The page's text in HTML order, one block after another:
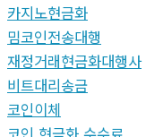
카지노현금화
밈코인전송대행
재정거래현금화대행사
비트대리송금
코인이체